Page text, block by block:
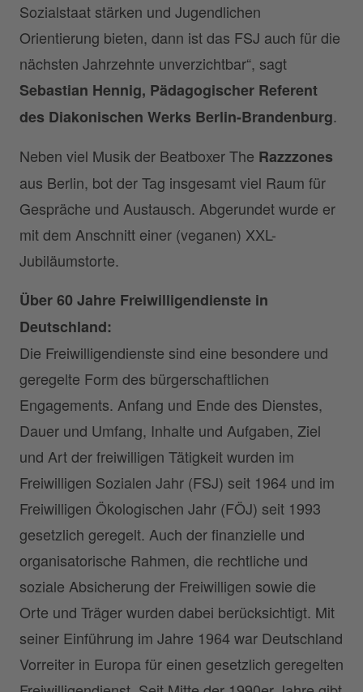
Sozialstaat stärken und Jugendlichen
Orientierung bieten, dann ist das FSJ auch für die
nächsten Jahrzehnte unverzichtbar“, sagt
Sebastian Hennig, Pädagogischer Referent
des Diakonischen Werks Berlin-Brandenburg.
Neben viel Musik der Beatboxer The Razzzones
aus Berlin, bot der Tag insgesamt viel Raum für
Gespräche und Austausch. Abgerundet wurde er
mit dem Anschnitt einer (veganen) XXL-
Jubiläumstorte.
Über 60 Jahre Freiwilligendienste in
Deutschland:
Die Freiwilligendienste sind eine besondere und
geregelte Form des bürgerschaftlichen
Engagements. Anfang und Ende des Dienstes,
Dauer und Umfang, Inhalte und Aufgaben, Ziel
und Art der freiwilligen Tätigkeit wurden im
Freiwilligen Sozialen Jahr (FSJ) seit 1964 und im
Freiwilligen Ökologischen Jahr (FÖJ) seit 1993
gesetzlich geregelt. Auch der finanzielle und
organisatorische Rahmen, die rechtliche und
soziale Absicherung der Freiwilligen sowie die
Orte und Träger wurden dabei berücksichtigt. Mit
seiner Einführung im Jahre 1964 war Deutschland
Vorreiter in Europa für einen gesetzlich geregelten